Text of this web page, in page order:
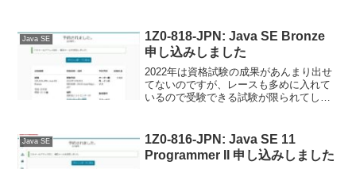
Java SE
1Z0-818-JPN: Java SE Bronze
申し込みしました
2022年は資格試験の成果があんまり出せ
てないのですが、レースも多めに入れて
いるので受験できる試験が限られてしま
る事にしました。申し込みピア...
Java SE
1Z0-816-JPN: Java SE 11
Programmer II 申し込みしました